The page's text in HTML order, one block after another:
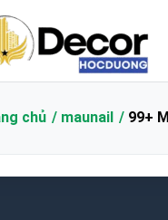
chủ maunail 99+